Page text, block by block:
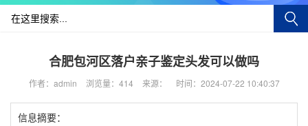
合肥包河区落户亲子鉴定头发可以做吗
作者：admin 浏览量：414 来源： 时间：2024-07-22 10:40:37
信息摘要：